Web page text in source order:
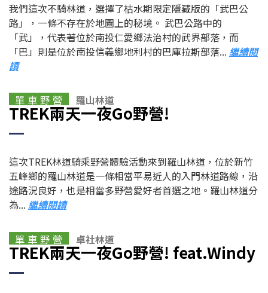
我們這次不騎林道，選擇了枯水期限定隱藏版的「武巴公
路」，一條不存在於地圖上的秘境。 武巴公路中的
「武」，代表著位於南投仁愛鄉法治村的武界部落，而
「巴」則是位於南投信義鄉地利村的巴庫拉斯部落... 繼續閱
讀
單 車 野 營 羅山林道
TREK兩天一夜Go野營!
這次TREK林道騎乘野營體驗活動來到羅山林道，位於新竹
五峰鄉的羅山林道是一條相當平易近人的入門林道路線，沿
途路況良好，也是相當多野營愛好者首選之地。羅山林道分
為... 繼續閱讀
單 車 野 營 卓社林道
TREK兩天一夜Go野營! feat.Windy